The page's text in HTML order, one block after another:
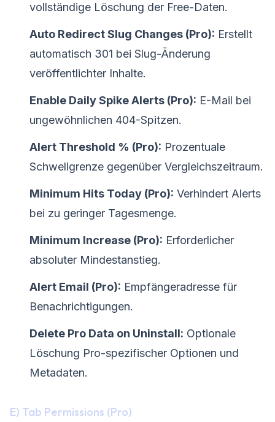
vollständige Löschung der Free-Daten.
Auto Redirect Slug Changes (Pro): Erstellt
automatisch 301 bei Slug-Änderung
veröffentlichter Inhalte.
Enable Daily Spike Alerts (Pro): E-Mail bei
ungewöhnlichen 404-Spitzen.
Alert Threshold % (Pro): Prozentuale
Schwellgrenze gegenüber Vergleichszeitraum.
Minimum Hits Today (Pro): Verhindert Alerts
bei zu geringer Tagesmenge.
Minimum Increase (Pro): Erforderlicher
absoluter Mindestanstieg.
Alert Email (Pro): Empfängeradresse für
Benachrichtigungen.
Delete Pro Data on Uninstall: Optionale
Löschung Pro-spezifischer Optionen und
Metadaten.
E) Tab Permissions (Pro)